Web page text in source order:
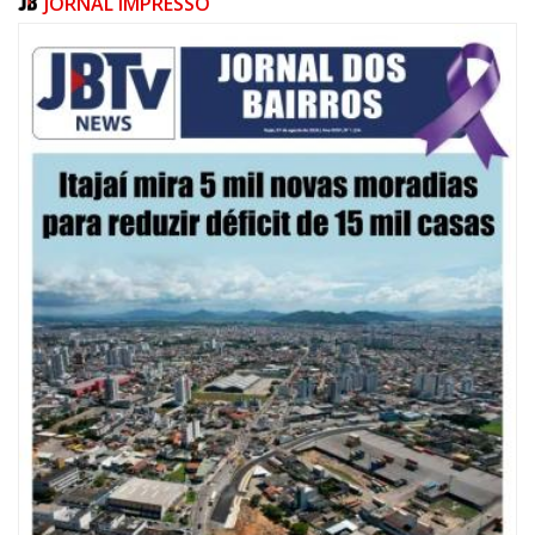
9h30 – Palestra: RESPONSABILIDADE ÉTICA E JUDICIAL FRENTE AO ASSÉDIO
MORAL NAS RESIDÊNCIAS
Palestrante: Mariah Martins (Procuradora Jurídica CRM/SC)
10h15 – Coffee Break
10h30 – Mesa de debates: O DESAFIO DA INCLUSÃO DE PESSOAS COM
DEFICIÊNCIA NOS PROGRAMAS DE RESIDÊNCIAS EM SAÚDE – LEGISLAÇÃO E
OUTRAS VERTENTES
Debatedores:
Caroline Persiano Costa Egídio (Ministério de Gestão e Inovação em
Serviços Públicos / advogada especialista em direito médico e
legislações relacionadas à Educação em Saúde)
Carine Vendruscolo (Professora Universidade do Estado de Santa
Catarina)
Maria Regiane Trincaus (Pró-reitora de apoio aos estudantes /
Universidade Estadual do Centro Oeste – PR)
12h15 às 13h30 – Intervalo para almoço
08/08/2026 | 07:00
20 anos da Lei Maria da Penha: mais de 400 mulheres vítimas de violência
doméstica são acompanhadas pela Guarda Municipal
BALNEÁRIO CAMBORIÚ